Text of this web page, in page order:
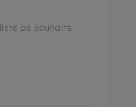
de souhaits